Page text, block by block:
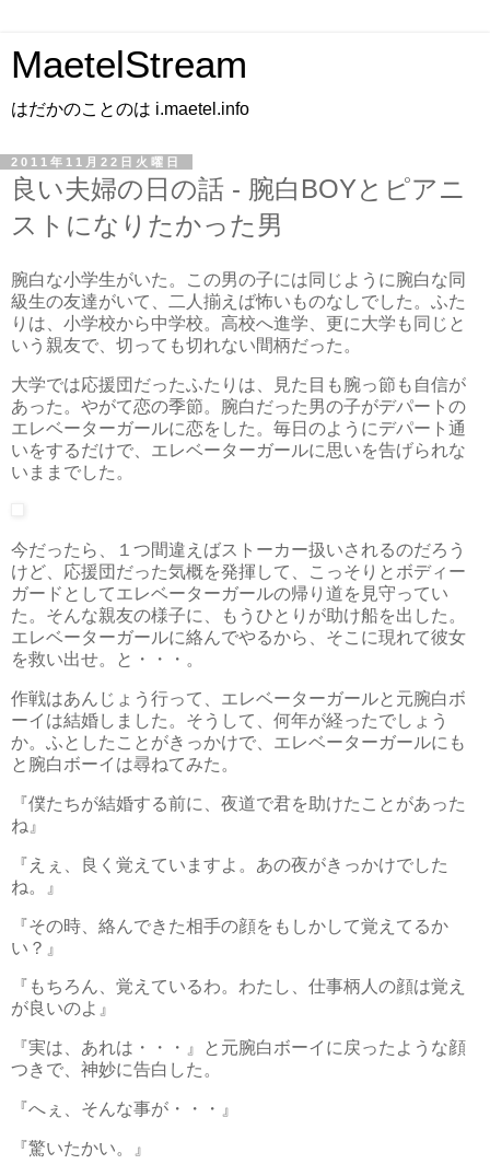
MaetelStream
はだかのことのは i.maetel.info
2011年11月22日火曜日
良い夫婦の日の話 - 腕白BOYとピアニ
ストになりたかった男
腕白な小学生がいた。この男の子には同じように腕白な同
級生の友達がいて、二人揃えば怖いものなしでした。ふた
りは、小学校から中学校。高校へ進学、更に大学も同じと
いう親友で、切っても切れない間柄だった。
大学では応援団だったふたりは、見た目も腕っ節も自信が
あった。やがて恋の季節。腕白だった男の子がデパートの
エレベーターガールに恋をした。毎日のようにデパート通
いをするだけで、エレベーターガールに思いを告げられな
いままでした。
今だったら、１つ間違えばストーカー扱いされるのだろう
けど、応援団だった気概を発揮して、こっそりとボディー
ガードとしてエレベーターガールの帰り道を見守ってい
た。そんな親友の様子に、もうひとりが助け船を出した。
エレベーターガールに絡んでやるから、そこに現れて彼女
を救い出せ。と・・・。
作戦はあんじょう行って、エレベーターガールと元腕白ボ
ーイは結婚しました。そうして、何年が経ったでしょう
か。ふとしたことがきっかけで、エレベーターガールにも
と腕白ボーイは尋ねてみた。
『僕たちが結婚する前に、夜道で君を助けたことがあった
ね』
『えぇ、良く覚えていますよ。あの夜がきっかけでした
ね。』
『その時、絡んできた相手の顔をもしかして覚えてるか
い？』
『もちろん、覚えているわ。わたし、仕事柄人の顔は覚え
が良いのよ』
『実は、あれは・・・』と元腕白ボーイに戻ったような顔
つきで、神妙に告白した。
『へぇ、そんな事が・・・』
『驚いたかい。』